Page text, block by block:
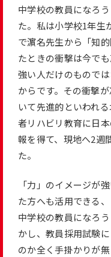
中学校の教員になろ
た。私は小学校1年生
で濵名先生から「知
たときの衝撃は今で
強い人だけのもので
からです。その衝撃
いて先進的といわれ
者リハビリ教育に日
報を得て、現地へ2週
た。
「力」のイメージが
た方へも活用できる
中学校の教員になろ
かし、教員採用試験
のか全く手掛かりが